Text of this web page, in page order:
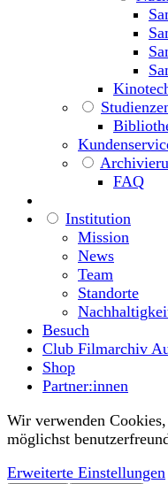
FAQ
Institution
Mission
News
Team
Standorte
Besuch
Club Filmarchiv
Shop
Partner:innen
Wir verwenden
möglichst
Erweiterte Einstellungen